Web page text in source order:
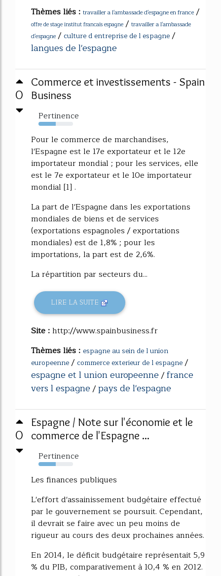
Thèmes liés : travailler a l'ambassade d'espagne en france /
offre de stage institut francais espagne / travailler a l'ambassade
d'espagne / culture d entreprise de l espagne/
langues de l'espagne
0
Commerce et investissements - Spain
Business
Pertinence
50%
Pour le commerce de marchandises,
l'Espagne est le 17e exportateur et le 12e
importateur mondial ; pour les services, elle
est le 7e exportateur et le 10e importateur
mondial [1] .
La part de l'Espagne dans les exportations
mondiales de biens et de services
(exportations espagnoles / exportations
mondiales) est de 1,8% ; pour les
importations, la part est de 2,6%.
La répartition par secteurs du...
LIRE LA SUITE
Site :http://www.spainbusiness.fr
Thèmes liés : espagne au sein de l union
europeenne/ commerce exterieur de l espagne/
espagne et l union europeenne/france
vers l espagne/pays de l'espagne
0
Espagne / Note sur l'économie et le
commerce de l'Espagne ...
Pertinence
50%
Les finances publiques
L'effort d'assainissement budgétaire effectué
par le gouvernement se poursuit. Cependant,
il devrait se faire avec un peu moins de
rigueur au cours des deux prochaines années.
En 2014, le déficit budgétaire représentait 5,9
% du PIB, comparativement à 10,4 % en 2012.